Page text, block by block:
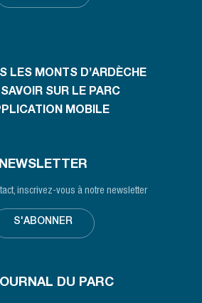
LES MONTS D’ARDÈCHE
SUR LE PARC
MOBILE
NEWSLETTER
inscrivez-vous à notre newsletter
S'ABONNER
DU PARC